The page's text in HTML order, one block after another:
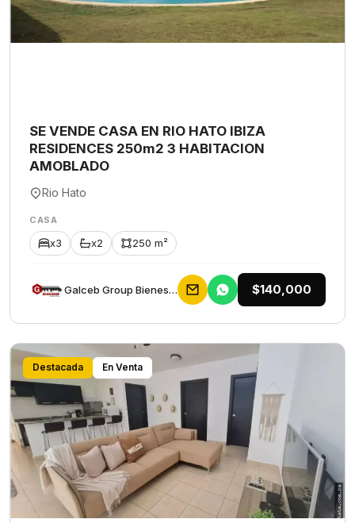
SE VENDE CASA EN RIO HATO IBIZA
RESIDENCES 250m2 3 HABITACION
AMOBLADO
Rio Hato
CASA
x3 x2 250 m²
Galceb Group Bienes Raices $140,000
Destacada En Venta